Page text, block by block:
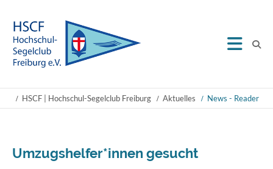
HSCF | Hochschul-Segelclub Freiburg Aktuelles News - Reader
Umzugshelfer*innen gesucht